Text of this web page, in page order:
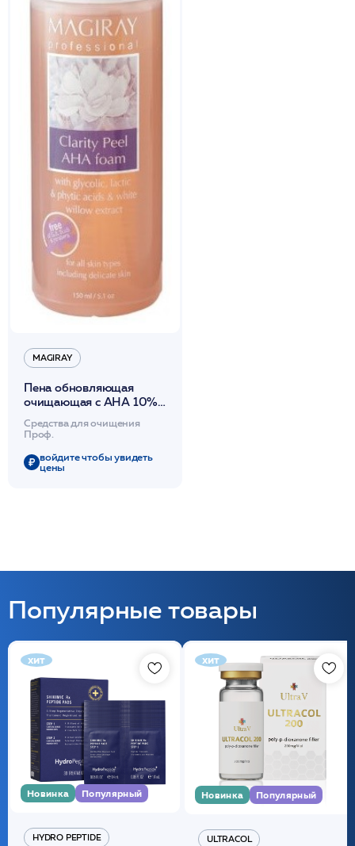
MAGIRAY
Пена обновляющая
очищающая с АНА 10%
для всех видов кожи,
кроме чувствительной
150мл /Magiray*
Средства для очищения
Проф.
войдите чтобы увидеть
цены
Популярные товары
хит
Новинка Популярный
HYDRO PEPTIDE
хит
Новинка Популярный
ULTRACOL